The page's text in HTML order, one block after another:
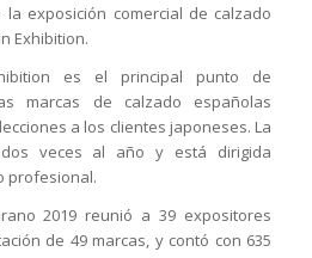
exposición comercial de calzado
Exhibition.
es el principal punto de
marcas de calzado españolas
a los clientes japoneses. La
veces al año y está dirigida
profesional.
2019 reunió a 39 expositores
de 49 marcas, y contó con 635